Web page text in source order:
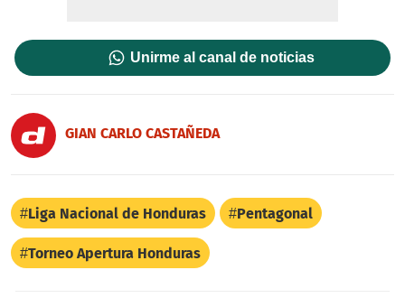
Unirme al canal de noticias
GIAN CARLO CASTAÑEDA
Liga Nacional de Honduras Pentagonal
Torneo Apertura Honduras